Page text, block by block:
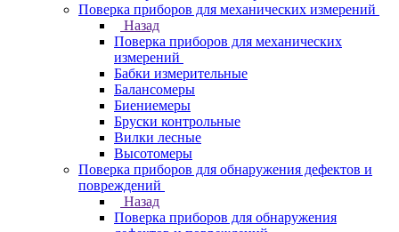
Поверка приборов для механических измерений
Назад
Поверка приборов для механических
измерений
Бабки измерительные
Балансомеры
Биениемеры
Бруски контрольные
Вилки лесные
Высотомеры
Поверка приборов для обнаружения дефектов и
повреждений
Назад
Поверка приборов для обнаружения